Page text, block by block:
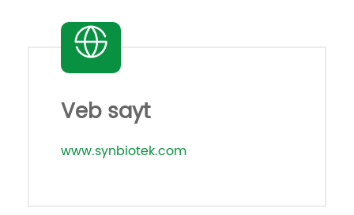
Veb sayt
www.synbiotek.com